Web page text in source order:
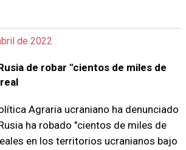
de 2022
de robar "cientos de miles de
Agraria ucraniano ha denunciado
ha robado "cientos de miles de
en los territorios ucranianos bajo